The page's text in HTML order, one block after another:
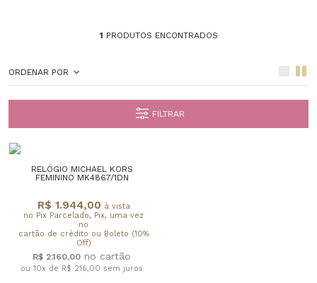
1 PRODUTOS ENCONTRADOS
ORDENAR POR
FILTRAR
RELÓGIO MICHAEL KORS
FEMININO MK4867/1DN
R$ 1.944,00 à vista
no Pix Parcelado, Pix, uma vez
no
cartão de crédito ou Boleto (10%
Off)
R$ 2.160,00
ou 10x de R$ 216,00 sem juros